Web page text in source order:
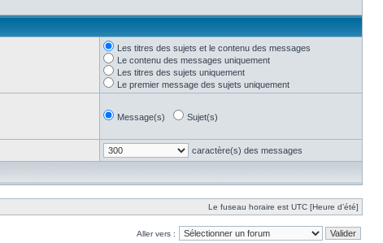
Les titres des sujets et le contenu des messages
Le contenu des messages uniquement
Les titres des sujets uniquement
Le premier message des sujets uniquement
Message(s) Sujet(s)
caractère(s) des messages
Le fuseau horaire est UTC [Heure d’été]
Aller vers :